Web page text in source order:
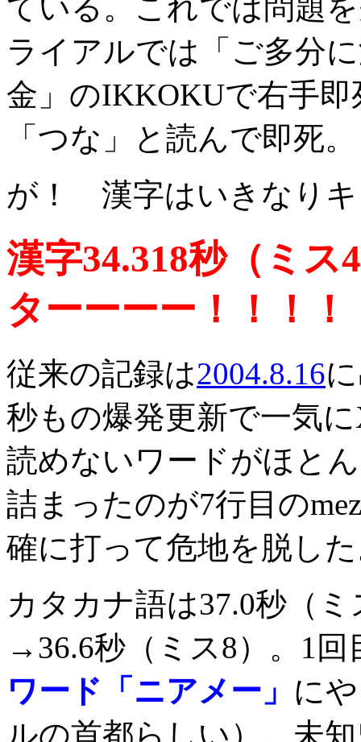
ている。これでは問題
ライアルでは「ご多分
金」のIKKOKUで右手
「つな」と読んで即死。
が！ 漢字はいきなり
漢字34.318秒（ミ
ターーーー！！！！
従来の記録は2004.8.16
秒もの爆発更新で一気
読めないワードがほと
詰まったのが7行目の
確に打って危地を脱し
カタカナ語は37.0秒（
→36.6秒（ミス8）。1
ワード「ニアメー」 に
ルの首都らしい）。未